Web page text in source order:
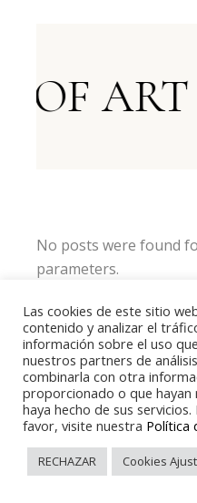
OF
No posts were found
parameters.
Las cookies de este sitio
contenido y analizar el
información sobre el uso
nuestros partners de
combinarla con otra
proporcionado o que
haya hecho de sus
favor, visite nuestra Política
RECHAZAR Cookies